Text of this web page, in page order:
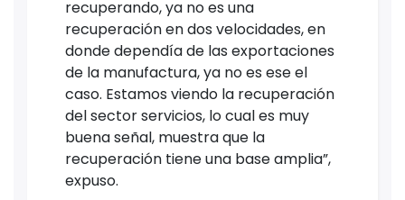
recuperando, ya no es una
recuperación en dos velocidades, en
donde dependía de las exportaciones
de la manufactura, ya no es ese el
caso. Estamos viendo la recuperación
del sector servicios, lo cual es muy
buena señal, muestra que la
recuperación tiene una base amplia”,
expuso.